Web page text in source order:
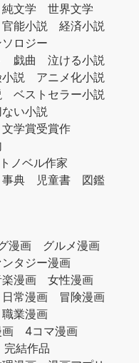
純文学
世界文学
官能小説
経済小説
ロジー
戯曲
泣ける小説
説
アニメ化小説
ベストセラー小説
い小説
文学賞受賞作
ノベル作家
事典 児童書
図鑑
漫画
グルメ漫画
タジー漫画
漫画
女性漫画
日常漫画
冒険漫画
職業漫画
4コマ漫画
完結作品